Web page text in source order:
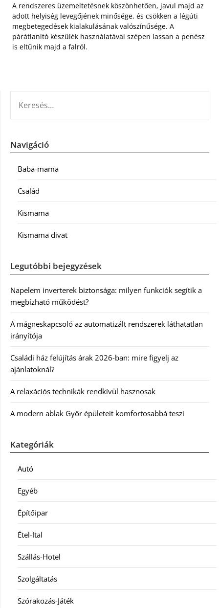
A rendszeres üzemeltetésnek köszönhetően, javul majd az
adott helyiség levegőjének minősége, és csökken a légúti
megbetegedések kialakulásának valószínűsége. A
párátlanító készülék használatával szépen lassan a penész
is eltűnik majd a falról.
Navigáció
Baba-mama
Család
Kismama
Kismama divat
Legutóbbi bejegyzések
Napelem inverterek biztonsága: milyen funkciók segítik a
megbízható működést?
A mágneskapcsoló az automatizált rendszerek láthatatlan
irányítója
Családi ház felújítás árak 2026-ban: mire figyelj az
ajánlatoknál?
A relaxációs technikák rendkívül hasznosak
A modern ablak Győr épületeit komfortosabbá teszi
Kategóriák
Autó
Egyéb
Építőipar
Étel-Ital
Szállás-Hotel
Szolgáltatás
Szórakozás-Játék